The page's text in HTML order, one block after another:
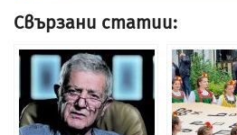
Свързани статии: